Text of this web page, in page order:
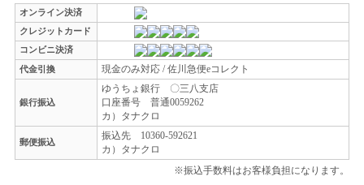
オンライン決済
クレジットカード
コンビニ決済
代金引換
現金のみ対応 / 佐川急便eコレクト
銀行振込
ゆうちょ銀行 〇三八支店
口座番号 普通0059262
カ）タナクロ
郵便振込
振込先 10360-592621
カ）タナクロ
※振込手数料はお客様負担になります。